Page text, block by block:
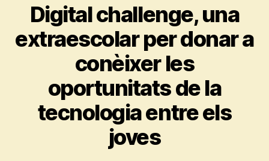
Digital challenge, una
extraescolar per donar a
conèixer les
oportunitats de la
tecnologia entre els
joves